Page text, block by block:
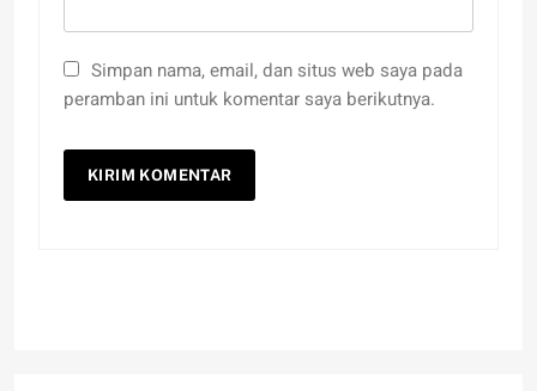
Simpan nama, email, dan situs web saya pada
peramban ini untuk komentar saya berikutnya.